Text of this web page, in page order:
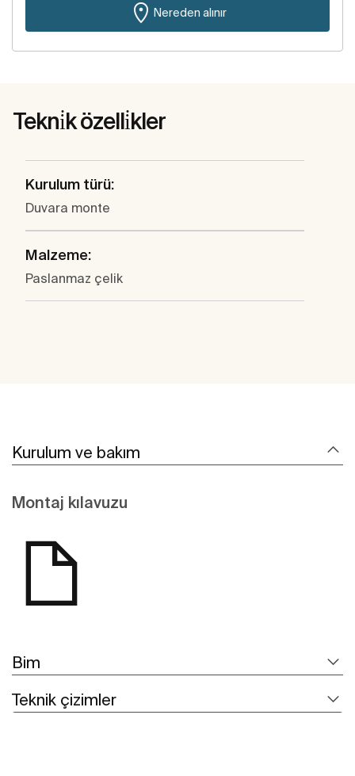
Nereden alınır
Tekni̇k özelli̇kler
Kurulum türü:
Duvara monte
Malzeme:
Paslanmaz çelik
Kurulum ve bakım
Montaj kılavuzu
Bim
Teknik çizimler